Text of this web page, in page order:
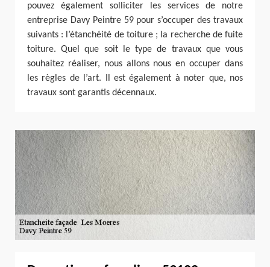
pouvez également solliciter les services de notre
entreprise Davy Peintre 59 pour s’occuper des travaux
suivants : l’étanchéité de toiture ; la recherche de fuite
toiture. Quel que soit le type de travaux que vous
souhaitez réaliser, nous allons nous en occuper dans
les règles de l’art. Il est également à noter que, nos
travaux sont garantis décennaux.